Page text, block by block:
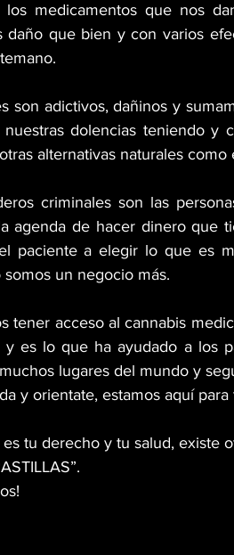
los medicamentos que nos
daño que bien y con varios
son adictivos, dañinos y
nuestras dolencias teniendo y
alternativas naturales
criminales son las
agenda de hacer dinero que
paciente a elegir lo que es
somos un negocio más.
tener acceso al cannabis
y es lo que ha ayudado a los
lugares del mundo y
y orientate, estamos aquí para
tu derecho y tu salud, existe